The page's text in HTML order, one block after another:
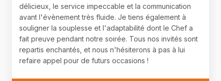
délicieux, le service impeccable et la communication
avant l'évènement très fluide. Je tiens également à
souligner la souplesse et l'adaptabilité dont le Chef a
fait preuve pendant notre soirée. Tous nos invités sont
repartis enchantés, et nous n'hésiterons à pas à lui
refaire appel pour de futurs occasions !